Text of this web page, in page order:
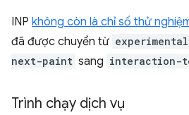
INP không còn là chỉ số thử
đã được chuyển từ
next-paint sang interaction-
Trình chạy dịch vụ